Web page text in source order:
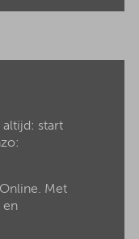
altijd: start
Met
en